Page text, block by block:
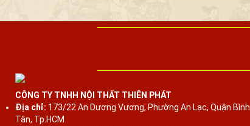
CÔNG TY TNHH NỘI THẤT THIÊN PHÁT
Địa chỉ: 173/22 An Dương Vương, Phường An Lạc, Quận Bình
Tân, Tp.HCM